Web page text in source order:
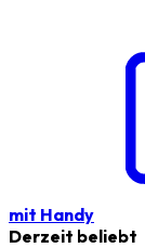
mit Handy
Derzeit beliebt